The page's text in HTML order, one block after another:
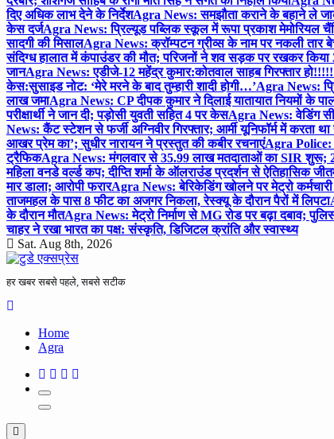
दिए अधिक लाभ देने के निर्देशAgra News: समझौता कराने के बहाने ले
केस दर्जAgra News: प्रिल्यूड पब्लिक स्कूल में रूपा प्रकाश मेमोरियल
सादगी की मिसालAgra News: क्रॉम्पटन ग्रीव्स के नाम पर नकली तार
संदिग्ध हालात में कंपाउंडर की मौत; परिजनों ने शव सड़क पर रखकर किया
जानAgra News: एडीजे-12 महेंद्र कुमार:कोतवाल साहब गिरफ्तार
केस:सुसाइड नोट: ‘मेरे मरने के बाद तुम्हारी शादी होगी…’Agra News:
लाख जमाAgra News: CP दीपक कुमार ने दिलाई यातायात नियमों के
परीक्षार्थी ने जान दी; पड़ोसी युवती सहित 4 पर केसAgra News: वेडिंग
News: कैंट स्टेशन से फर्जी अग्निवीर गिरफ्तार; आर्मी यूनिफॉर्म में करता था
आखर प्रेम का’; सुधीर नारायन ने प्रस्तुत की कबीर रचनाएंAgra Police:
ट्रैफिकAgra News: मंगलवार से 35.99 लाख मतदाताओं का SIR शुरू;
महिला वनडे वर्ल्ड कप; दीप्ति शर्मा के ऑलराउंड प्रदर्शन से ऐतिहासिक जीत
मार डाला; आरोपी फरारAgra News: बेरिकेडिंग खोलने पर मेट्रो
ताजमहल के पास 8 फीट का अजगर निकला, रेस्क्यू के दौरान पैरों में लिपटा
के दौरान मौतAgra News: मेट्रो निर्माण से MG रोड पर बढ़ा दबाव;
चाहर ने रखा भारत का पक्ष: संस्कृति, डिजिटल क्रांति और स्वास्थ्य
Sat. Aug 8th, 2026
हर खबर सबसे पहले, सबसे सटीक
Home
Agra